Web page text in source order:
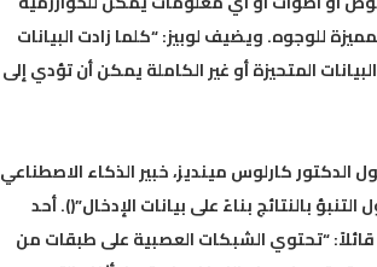
للوجوه. ويضيف لوبيز: “كلما زادت البيانات
المتحيزة أو غير الكاملة يمكن أن تؤدي إلى
الدكتور كارلوس مينديز، خبير الذكاء الاصطناعي
بالنتائج بناءً على بيانات الإدخال”(). أحد
قائلاً: “تحتوي الشبكات العصبية على طبقات من